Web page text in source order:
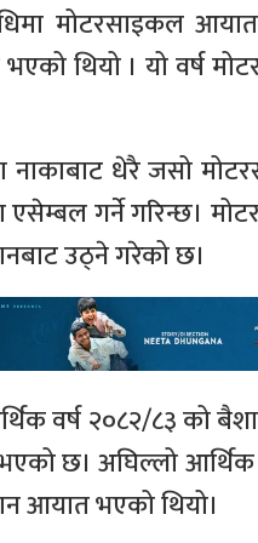
मोटरसाइकल
थियो । यो वर्ष
नाकाबाट धेरै जसो
एसेम्बल गर्ने गरिन्छ।
उठ्ने गरेको छ।
वर्ष २०८२/८३ को
छ। अघिल्लो आर्थिक
आयात भएको थियो।